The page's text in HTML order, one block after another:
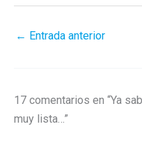
← Entrada anterior
17 comentarios en “Ya
muy lista…”